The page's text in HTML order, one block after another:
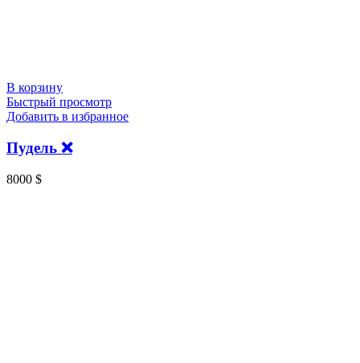
В корзину
Быстрый просмотр
Добавить в избранное
Пудель ❌️
8000 $